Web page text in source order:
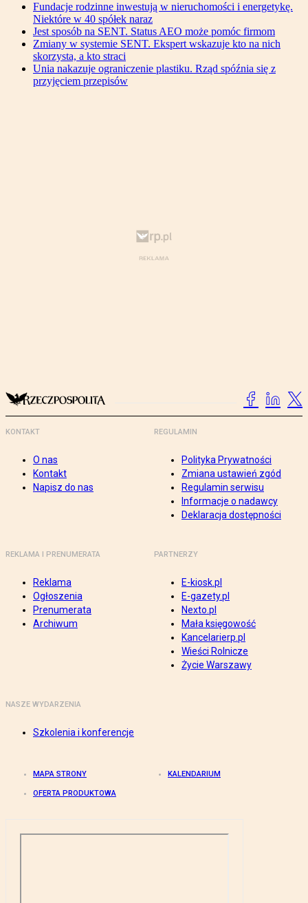
Fundacje rodzinne inwestują w nieruchomości i energetykę.
Niektóre w 40 spółek naraz
Jest sposób na SENT. Status AEO może pomóc firmom
Zmiany w systemie SENT. Ekspert wskazuje kto na nich
skorzysta, a kto straci
Unia nakazuje ograniczenie plastiku. Rząd spóźnia się z
przyjęciem przepisów
KONTAKT
O nas
Kontakt
Napisz do nas
REGULAMIN
Polityka Prywatności
Zmiana ustawień zgód
Regulamin serwisu
Informacje o nadawcy
Deklaracja dostępności
REKLAMA I PRENUMERATA
Reklama
Ogłoszenia
Prenumerata
Archiwum
PARTNERZY
E-kiosk.pl
E-gazety.pl
Nexto.pl
Mała księgowość
Kancelarierp.pl
Wieści Rolnicze
Życie Warszawy
NASZE WYDARZENIA
Szkolenia i konferencje
MAPA STRONY KALENDARIUM
OFERTA PRODUKTOWA